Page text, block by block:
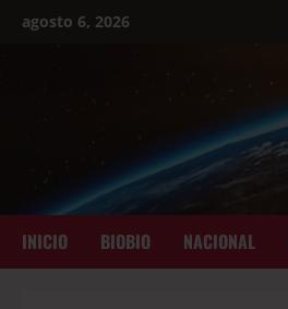
agosto 6, 2026
INICIO BIOBIO NACIONAL